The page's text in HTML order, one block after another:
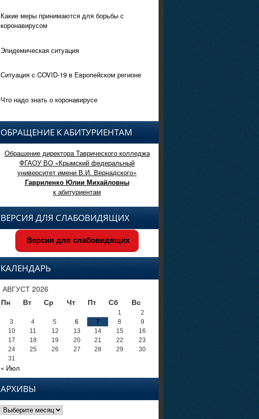
Какие меры принимаются для борьбы с
коронавирусом
Эпидемическая ситуация
Ситуация с COVID-19 в Европейском регионе
Что надо знать о коронавирусе
ОБРАЩЕНИЕ К АБИТУРИЕНТАМ
Обращение директора Таврического колледжа
ФГАОУ ВО «Крымский федеральный
университет имени В.И. Вернадского»
Гавриленко Юлии Михайловны
к абитуриентам
ВЕРСИЯ ДЛЯ СЛАБОВИДЯЩИХ
Версия для слабовидящих
КАЛЕНДАРЬ
АВГУСТ 2026
Пн
Вт Ср Чт Пт Сб Вс
1
2
3
4 5 6 7 8
9
10
11 12 13 14 15
16
17
18 19 20 21 22
23
24
25 26 27 28 29
30
31
« Июл
АРХИВЫ
Архивы